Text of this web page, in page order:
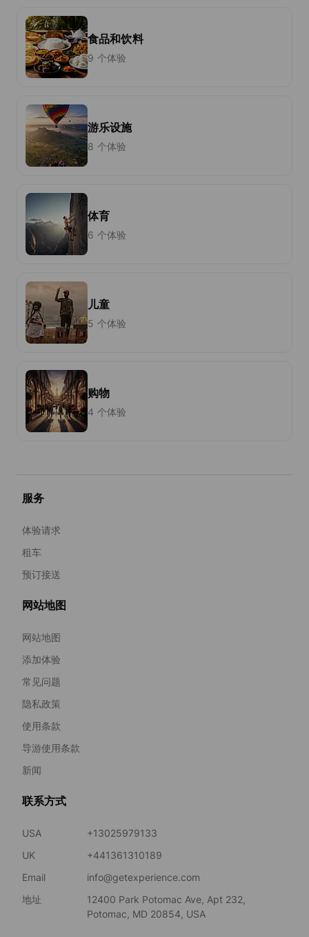
食品和饮料
9 个体验
游乐设施
8 个体验
体育
6 个体验
儿童
5 个体验
购物
4 个体验
服务
体验请求
租车
预订接送
网站地图
网站地图
添加体验
常见问题
隐私政策
使用条款
导游使用条款
新闻
联系方式
USA
+13025979133
UK
+441361310189
Email
info@getexperience.com
地址
12400 Park Potomac Ave, Apt 232,
Potomac, MD 20854, USA